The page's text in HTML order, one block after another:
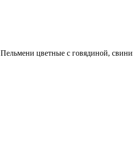
Пельмени цветные с говядиной,